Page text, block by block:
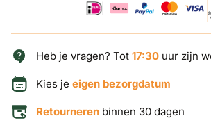
Heb je vragen? Tot 17:30 uur zijn
Kies je eigen bezorgdatum
Retourneren binnen 30 dagen